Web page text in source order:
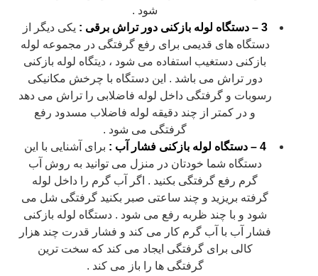
شود .
یکی دیگر از
دستگاه های قدیمی برای رفع گرفتگی در مجموعه لوله
بازکنی دستغیب استفاده می شود ، دیتگاه لوله بازکنی
دور تراش می باشد . این دستگاه با چرخش مکانیکی
رسوبات و گرفتگی داخل لوله فاضلابی را تراش می دهد
و در کمتر از چند دقیقه لوله فاضلاب مسدود رفع
گرفتگی می شود .
برای آشنایی با این
دستگاه شما خودتان در منزل می توانید به روش آب
گرم رفع گرفتگی بکنید . اگر آب گرم را داخل لوله
گرفته بریزید و چند ساعتی صبر بکنید گرفتگی شل می
شود و با چند ظربه رفع می شود . دستگاه لوله بازکنی
فشار آب با آب گرم کار می کند و فشار قدرت چند هزار
کالی برای گرفتگی ایجاد می کند که سخت ترین
گرفتگی ها را باز می کند .